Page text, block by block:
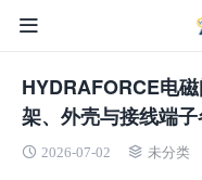
HYDRAFORCE电
架、外壳与接线端
2026-07-02 未分类